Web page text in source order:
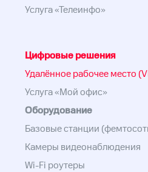
Услуга «Телеинфо»
Цифровые решения
Удалённое рабочее место
Услуга «Мой офис»
Оборудование
Базовые станции
Камеры видеонаблюдения
Wi-Fi роутеры